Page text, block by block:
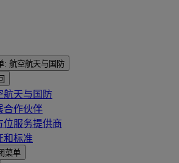
: 航空航天与国防
航天与国防
合作伙伴
位服务提供商
和标准
菜单